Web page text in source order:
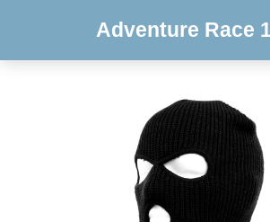
Adventure Race